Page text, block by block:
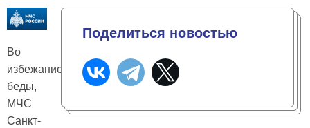
Во
избежание
беды,
МЧС
Санкт-
Поделиться новостью